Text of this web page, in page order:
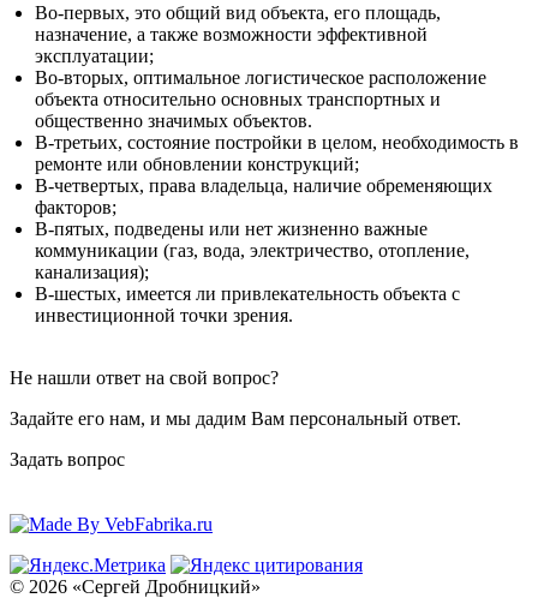
Во-первых, это общий вид объекта, его площадь,
назначение, а также возможности эффективной
эксплуатации;
Во-вторых, оптимальное логистическое расположение
объекта относительно основных транспортных и
общественно значимых объектов.
В-третьих, состояние постройки в целом, необходимость в
ремонте или обновлении конструкций;
В-четвертых, права владельца, наличие обременяющих
факторов;
В-пятых, подведены или нет жизненно важные
коммуникации (газ, вода, электричество, отопление,
канализация);
В-шестых, имеется ли привлекательность объекта с
инвестиционной точки зрения.
Не нашли ответ на свой вопрос?
Задайте его нам, и мы дадим Вам персональный ответ.
Задать вопрос
© 2026 «Сергей Дробницкий»